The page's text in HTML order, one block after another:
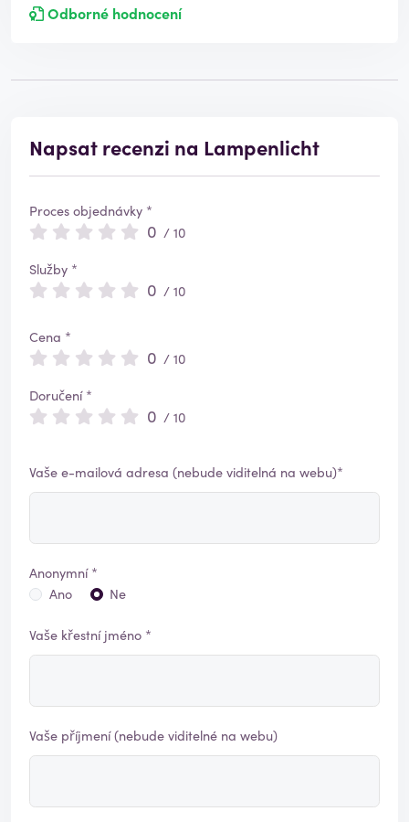
Odborné hodnocení
Napsat recenzi na Lampenlicht
Proces objednávky *
0 / 10
Služby *
0 / 10
Cena *
0 / 10
Doručení *
0 / 10
Vaše e-mailová adresa (nebude viditelná na webu)*
Anonymní *
Ano
Ne
Vaše křestní jméno *
Vaše příjmení (nebude viditelné na webu)